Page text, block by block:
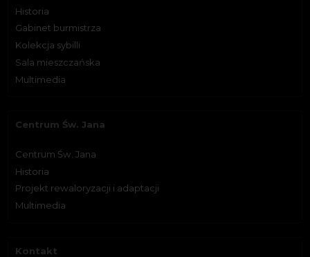
Historia
Gabinet burmistrza
Kolekcja sybilli
Sala mieszczańska
Multimedia
Centrum Św. Jana
Centrum Św. Jana
Historia
Projekt rewaloryzacji i adaptacji
Multimedia
Kontakt